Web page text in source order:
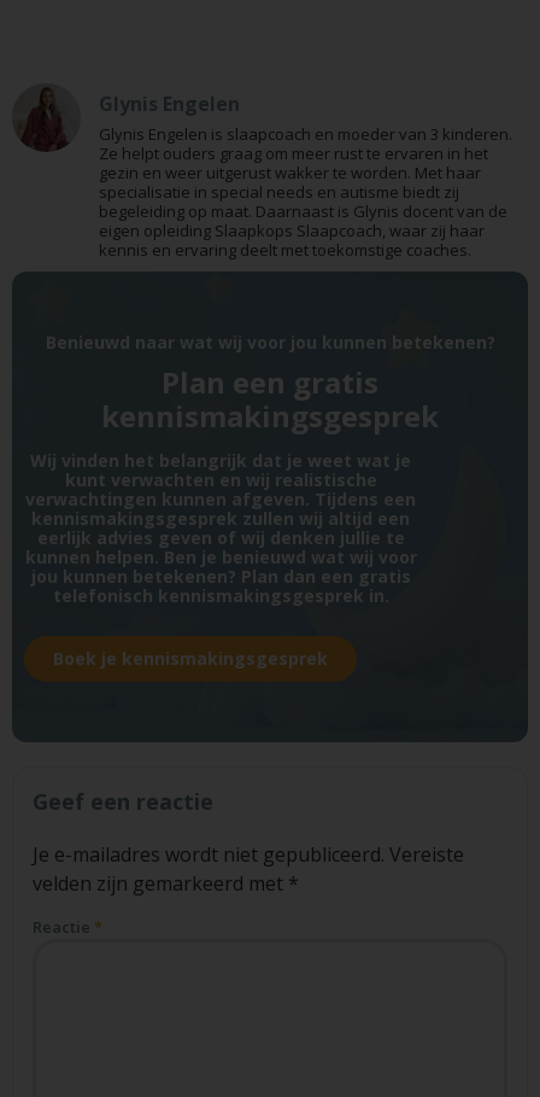
Glynis Engelen
Glynis Engelen is slaapcoach en moeder van 3 kinderen.
Ze helpt ouders graag om meer rust te ervaren in het
gezin en weer uitgerust wakker te worden. Met haar
specialisatie in special needs en autisme biedt zij
begeleiding op maat. Daarnaast is Glynis docent van de
eigen opleiding Slaapkops Slaapcoach, waar zij haar
kennis en ervaring deelt met toekomstige coaches.
Benieuwd naar wat wij voor jou kunnen betekenen?
Plan een gratis
kennismakingsgesprek
Wij vinden het belangrijk dat je weet wat je
kunt verwachten en wij realistische
verwachtingen kunnen afgeven. Tijdens een
kennismakingsgesprek zullen wij altijd een
eerlijk advies geven of wij denken jullie te
kunnen helpen. Ben je benieuwd wat wij voor
jou kunnen betekenen? Plan dan een gratis
telefonisch kennismakingsgesprek in.
Boek je kennismakingsgesprek
Geef een reactie
Je e-mailadres wordt niet gepubliceerd. Vereiste
velden zijn gemarkeerd met *
Reactie *